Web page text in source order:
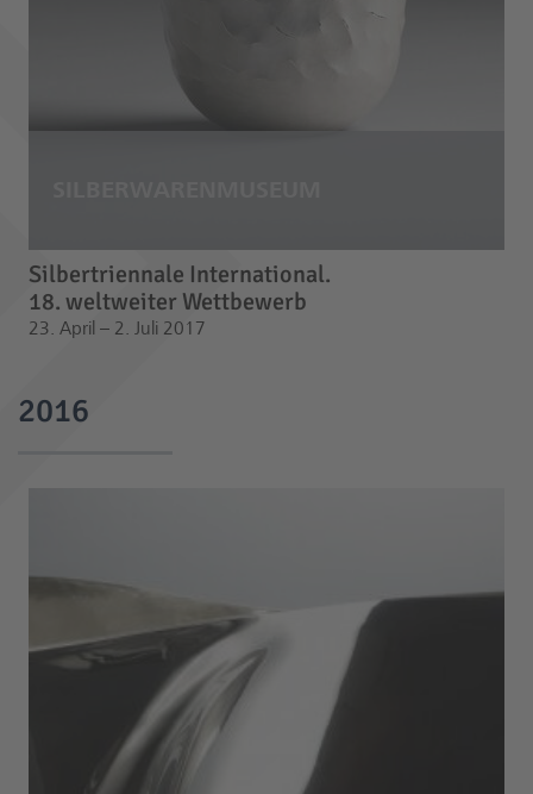
Silbertriennale International.
18. weltweiter Wettbewerb
23. April – 2. Juli 2017
2016